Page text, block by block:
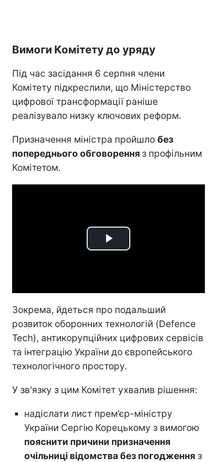
Вимоги Комітету до уряду
Під час засідання 6 серпня члени
Комітету підкреслили, що Міністерство
цифрової трансформації раніше
реалізувало низку ключових реформ.
Призначення міністра пройшло без
попереднього обговорення з профільним
Комітетом.
Play
Зокрема, йдеться про подальший
розвиток оборонних технологій (Defence
Tech), антикорупційних цифрових сервісів
та інтеграцію України до європейського
технологічного простору.
У зв'язку з цим Комітет ухвалив рішення:
надіслати лист прем’єр-міністру
України Сергію Корецькому з вимогою
пояснити причини призначення
очільниці відомства без погодження з